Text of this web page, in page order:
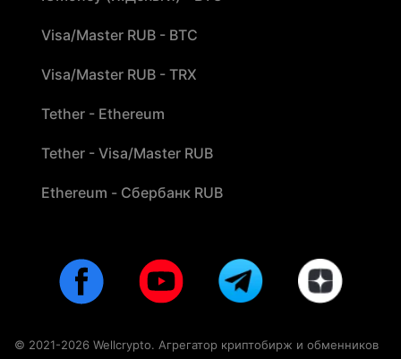
Visa/Master RUB - BTC
Visa/Master RUB - TRX
Tether - Ethereum
Tether - Visa/Master RUB
Ethereum - Сбербанк RUB
© 2021-2026 Wellcrypto. Агрегатор криптобирж и обменников